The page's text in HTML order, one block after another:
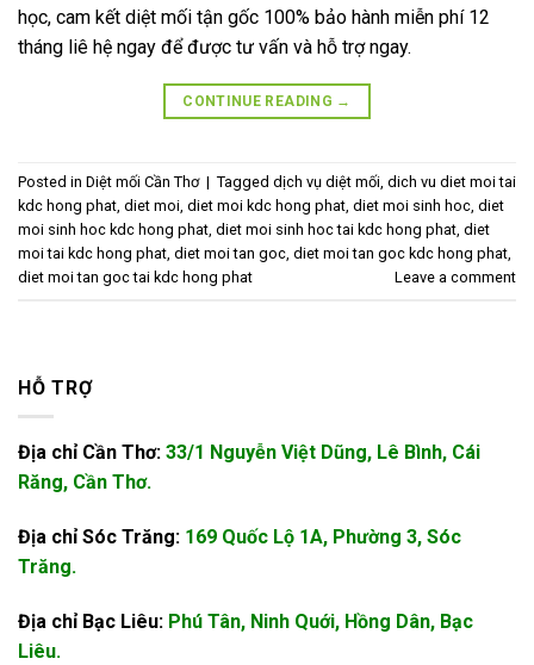
học, cam kết diệt mối tận gốc 100% bảo hành miễn phí 12
tháng liê hệ ngay để được tư vấn và hỗ trợ ngay.
CONTINUE READING →
Posted in Diệt mối Cần Thơ | Tagged dịch vụ diệt mối, dich vu diet moi tai
kdc hong phat, diet moi, diet moi kdc hong phat, diet moi sinh hoc, diet
moi sinh hoc kdc hong phat, diet moi sinh hoc tai kdc hong phat, diet
moi tai kdc hong phat, diet moi tan goc, diet moi tan goc kdc hong phat,
diet moi tan goc tai kdc hong phat
Leave a comment
HỖ TRỢ
Địa chỉ Cần Thơ: 33/1 Nguyễn Việt Dũng, Lê Bình, Cái
Răng, Cần Thơ.
Địa chỉ Sóc Trăng: 169 Quốc Lộ 1A, Phường 3, Sóc
Trăng.
Địa chỉ Bạc Liêu: Phú Tân, Ninh Quới, Hồng Dân, Bạc
Liêu.